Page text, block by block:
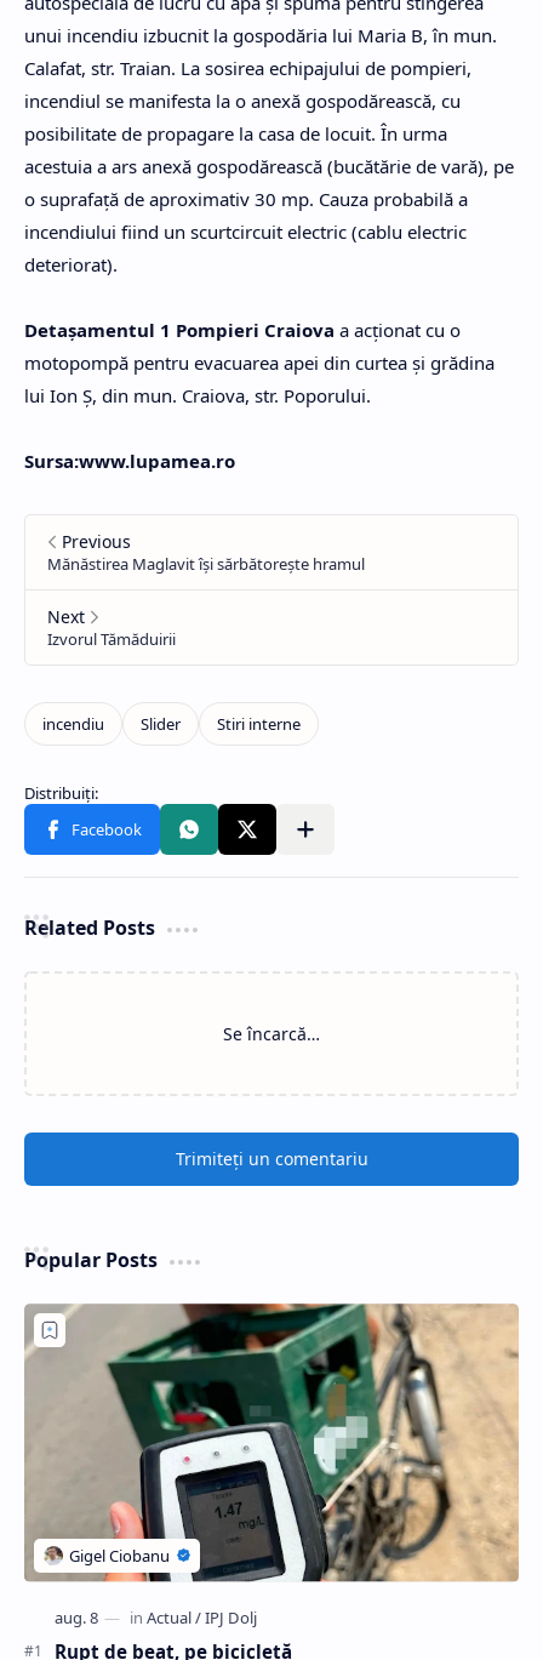
unui incendiu izbucnit la gospodăria lui Maria B, în mun.
Calafat, str. Traian. La sosirea echipajului de pompieri,
incendiul se manifesta la o anexă gospodărească, cu
posibilitate de propagare la casa de locuit. În urma
acestuia a ars anexă gospodărească (bucătărie de vară), pe
o suprafaţă de aproximativ 30 mp. Cauza probabilă a
incendiului fiind un scurtcircuit electric (cablu electric
deteriorat).
Detaşamentul 1 Pompieri Craiova a acţionat cu o
motopompă pentru evacuarea apei din curtea şi grădina
lui Ion Ş, din mun. Craiova, str. Poporului.
Sursa:www.lupamea.ro
Related Posts
Se încarcă…
Trimiteți un comentariu
Popular Posts
Rupt de beat, pe bicicletă